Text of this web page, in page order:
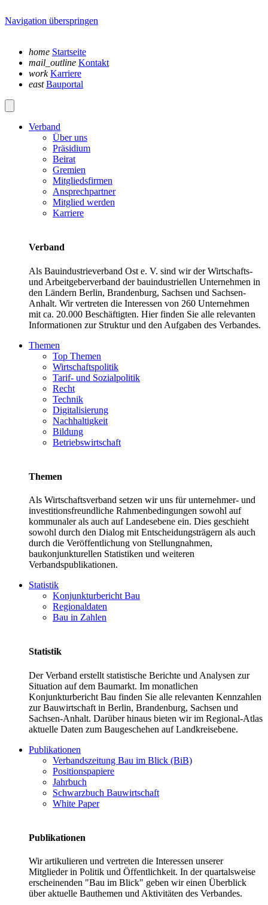
Navigation überspringen
home Startseite
mail_outline Kontakt
work Karriere
east Bauportal
Verband
Über uns
Präsidium
Beirat
Gremien
Mitgliedsfirmen
Ansprechpartner
Mitglied werden
Karriere
Verband
Als Bauindustrieverband Ost e. V. sind wir der Wirtschafts-
und Arbeitgeberverband der bauindustriellen Unternehmen in
den Ländern Berlin, Brandenburg, Sachsen und Sachsen-
Anhalt. Wir vertreten die Interessen von 260 Unternehmen
mit ca. 20.000 Beschäftigten. Hier finden Sie alle relevanten
Informationen zur Struktur und den Aufgaben des Verbandes.
Themen
Top Themen
Wirtschaftspolitik
Tarif- und Sozialpolitik
Recht
Technik
Digitalisierung
Nachhaltigkeit
Bildung
Betriebswirtschaft
Themen
Als Wirtschaftsverband setzen wir uns für unternehmer- und
investitionsfreundliche Rahmenbedingungen sowohl auf
kommunaler als auch auf Landesebene ein. Dies geschieht
sowohl durch den Dialog mit Entscheidungsträgern als auch
durch die Veröffentlichung von Stellungnahmen,
baukonjunkturellen Statistiken und weiteren
Verbandspublikationen.
Statistik
Konjunkturbericht Bau
Regionaldaten
Bau in Zahlen
Statistik
Der Verband erstellt statistische Berichte und Analysen zur
Situation auf dem Baumarkt. Im monatlichen
Konjunkturbericht Bau finden Sie alle relevanten Kennzahlen
zur Bauwirtschaft in Berlin, Brandenburg, Sachsen und
Sachsen-Anhalt. Darüber hinaus bieten wir im Regional-Atlas
aktuelle Daten zum Baugeschehen auf Landkreisebene.
Publikationen
Verbandszeitung Bau im Blick (BiB)
Positionspapiere
Jahrbuch
Schwarzbuch Bauwirtschaft
White Paper
Publikationen
Wir artikulieren und vertreten die Interessen unserer
Mitglieder in Politik und Öffentlichkeit. In der quartalsweise
erscheinenden "Bau im Blick" geben wir einen Überblick
über aktuelle Bauthemen und Aktivitäten des Verbandes.